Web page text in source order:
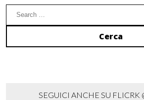
SEGUICI ANCHE SU FLICRK